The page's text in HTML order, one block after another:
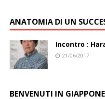
ANATOMIA DI UN
Incontro :
21/06/2017
BENVENUTI IN GIAPPONE